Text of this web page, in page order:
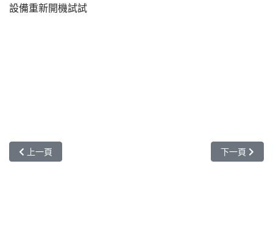
設備重新開機試試
上一篇文章: UMail v5 透過 rsync 備份到 群暉科技 synology
上一頁 下一篇文章:
下一頁